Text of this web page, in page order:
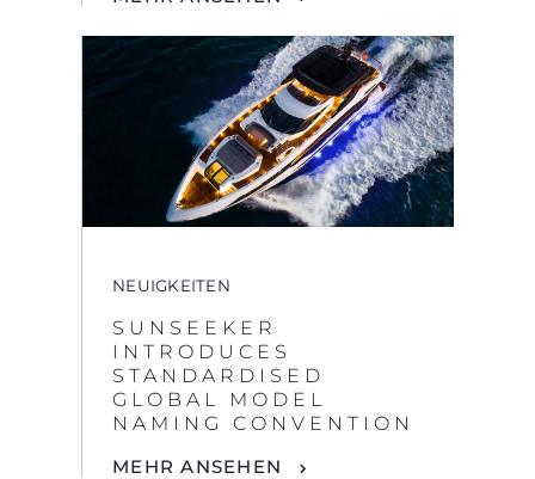
NEUIGKEITEN
SUNSEEKER
INTRODUCES
STANDARDISED
GLOBAL MODEL
MEHR ANSEHEN